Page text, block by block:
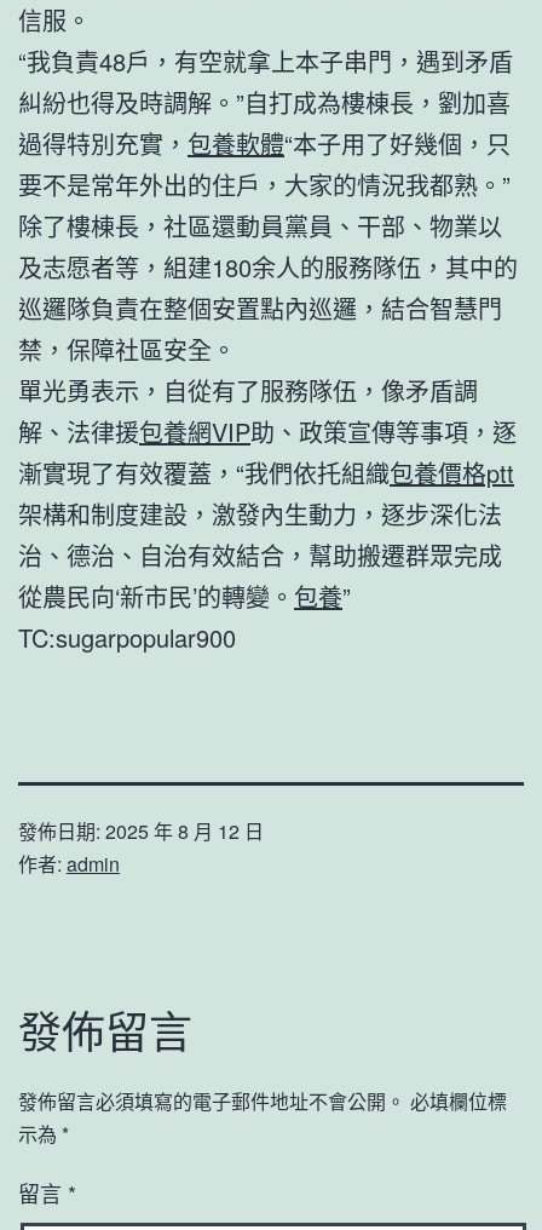
信服。
“我負責48戶，有空就拿上本子串門，遇到矛盾
糾紛也得及時調解。”自打成為樓棟長，劉加喜
過得特別充實， 包養軟體“本子用了好幾個，只
要不是常年外出的住戶，大家的情況我都熟。”
除了樓棟長，社區還動員黨員、干部、物業以
及志愿者等，組建180余人的服務隊伍，其中的
巡邏隊負責在整個安置點內巡邏，結合智慧門
禁，保障社區安全。
單光勇表示，自從有了服務隊伍，像矛盾調
解、法律援包養網VIP助、政策宣傳等事項，逐
漸實現了有效覆蓋，“我們依托組織包養價格ptt
架構和制度建設，激發內生動力，逐步深化法
治、德治、自治有效結合，幫助搬遷群眾完成
從農民向‘新市民’的轉變。 包養”
TC:sugarpopular900
發佈日期: 2025 年 8 月 12 日
作者: admin
發佈留言
發佈留言必須填寫的電子郵件地址不會公開。 必填欄位標
示為 *
留言 *